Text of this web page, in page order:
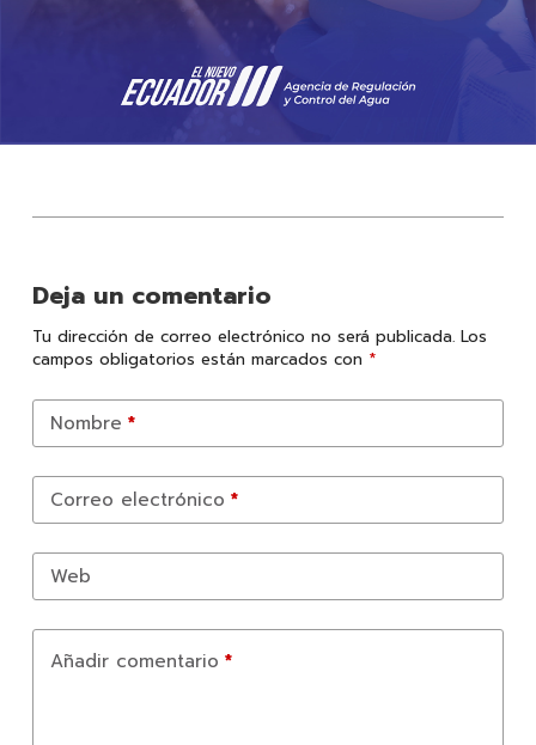
Deja un comentario
Tu dirección de correo electrónico no será publicada. Los
campos obligatorios están marcados con *
Nombre *
Correo electrónico *
Web
Añadir comentario *